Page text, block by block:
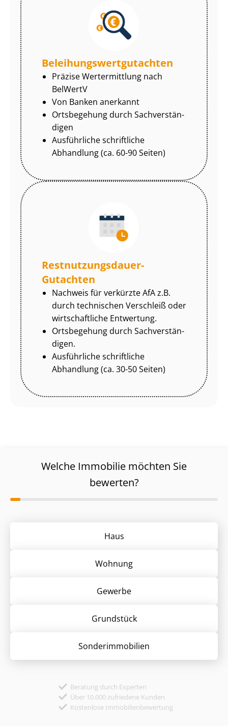
Be­lei­hungs­wert­gut­ach­ten
Präzise Wertermittlung nach
BelWertV
Von Banken anerkannt
Ortsbegehung durch Sach­ver­stän­
di­gen
Ausführliche schriftliche
Abhandlung (ca. 60-90 Seiten)
Rest­nut­zungs­dau­er-
Gutachten
Nachweis für verkürzte AfA z.B.
durch technischen Verschleiß oder
wirtschaftliche Entwertung.
Ortsbegehung durch Sach­ver­stän­
di­gen.
Ausführliche schriftliche
Abhandlung (ca. 30-50 Seiten)
Welche Immobilie möchten Sie
bewerten?
Haus
Wohnung
Gewerbe
Grund­stück
Sonder­immobilien
Beratung durch Experten
Über 10.000 zufriedene Kunden
Kostenlose Immobilienbewertung